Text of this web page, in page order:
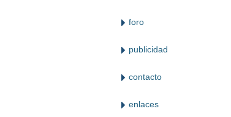
foro
publicidad
contacto
enlaces